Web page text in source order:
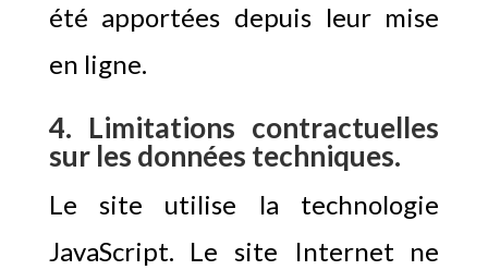
été apportées depuis leur mise
en ligne.
4. Limitations contractuelles
sur les données techniques.
Le site utilise la technologie
JavaScript. Le site Internet ne